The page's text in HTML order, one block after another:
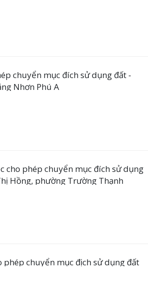
chuyển mục đích sử dụng đất -
Nhơn Phú A
cho phép chuyển mục đích sử dụng
Hồng, phường Trường Thạnh
chuyển mục địch sử dụng đất